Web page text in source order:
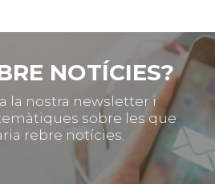
NOTÍCIES?
la nostra newsletter i
sobre les que
rebre notícies.